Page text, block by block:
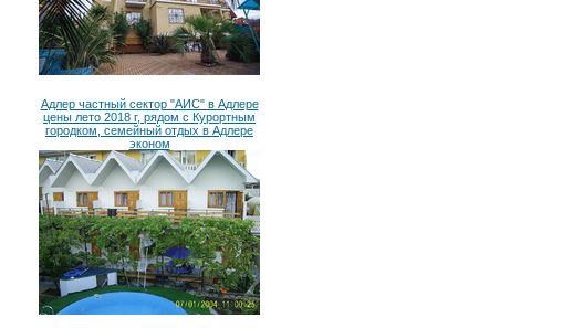
Адлер частный сектор "АИС" в Адлере
цены лето 2018 г, рядом с Курортным
городком, семейный отдых в Адлере
эконом